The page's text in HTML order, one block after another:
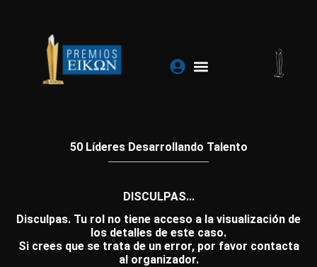
contenido
50 Líderes Desarrollando Talento
DISCULPAS...
Disculpas. Tu rol no tiene acceso a la visualización de
los detalles de este caso.
Si crees que se trata de un error, por favor contacta
al organizador.